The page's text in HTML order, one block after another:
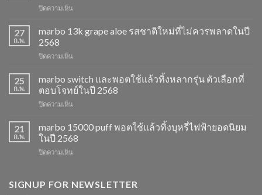
ปิดความเห็น
15k
ราคา
พอต
แล้ว
ทิ้ง
เลือก
นิยม
สำหรับ
2568
27
ก.พ.
marbo 13k grape aloe รสชาติใหม่ที่ไม่ควรพลาดในปี
2568
ปิดความเห็น
13k
grape
aloe
รสชาติ
ที่
ไม่
พลาด
25
ก.พ.
marbo switch และพอตใช้แล้วทิ้งหลากรุ่น ตัวเลือกที่
ตอบโจทย์ในปี 2568
ปิดความเห็น
switch
และ
พอต
ใช้
หลาก
21
ก.พ.
marbo 15000 puff พอตใช้แล้วทิ้งบุหรี่ไฟฟ้ายอดนิยม
ในปี 2568
ปิดความเห็น
puff
SIGNUP FOR NEWSLETTER